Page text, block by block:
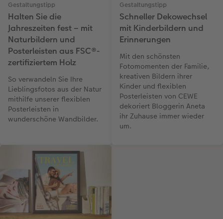
Gestaltungstipp
Halten Sie die
Jahreszeiten fest – mit
Naturbildern und
Posterleisten aus FSC®-
zertifiziertem Holz
So verwandeln Sie Ihre
Lieblingsfotos aus der Natur
mithilfe unserer flexiblen
Posterleisten in
wunderschöne Wandbilder.
Gestaltungstipp
Schneller Dekowechsel
mit Kinderbildern und
Erinnerungen
Mit den schönsten
Fotomomenten der Familie,
kreativen Bildern ihrer
Kinder und flexiblen
Posterleisten von CEWE
dekoriert Bloggerin Aneta
ihr Zuhause immer wieder
um.